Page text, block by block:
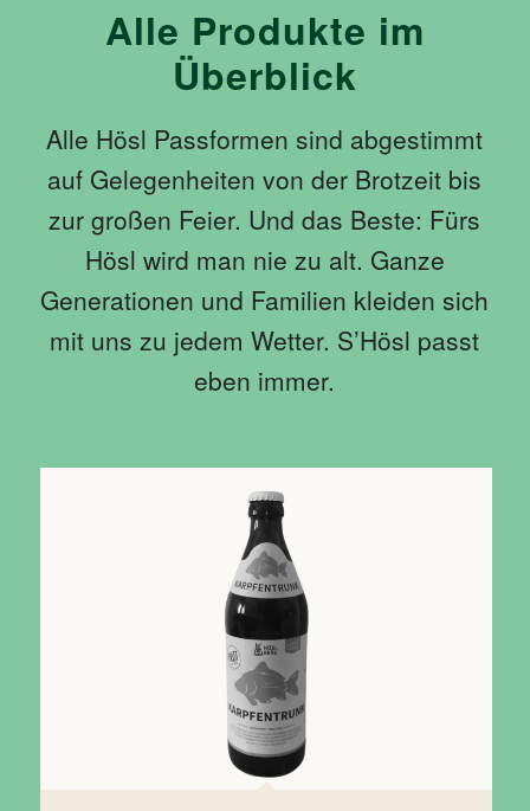
Alle Produkte im
Überblick
Alle Hösl Passformen sind abgestimmt
auf Gelegenheiten von der Brotzeit bis
zur großen Feier. Und das Beste: Fürs
Hösl wird man nie zu alt. Ganze
Generationen und Familien kleiden sich
mit uns zu jedem Wetter. S’Hösl passt
eben immer.